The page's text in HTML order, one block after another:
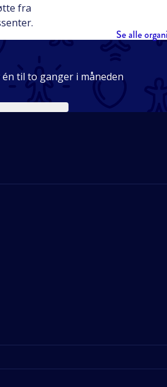
fra
Se alle
til to ganger i måneden